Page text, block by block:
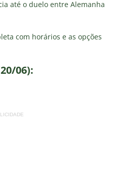
até o duelo entre Alemanha
com horários e as opções
06):